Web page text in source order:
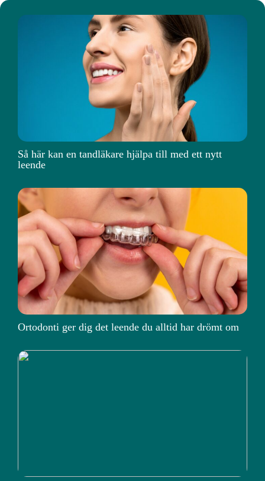
Så här kan en tandläkare hjälpa till med ett nytt
leende
Ortodonti ger dig det leende du alltid har drömt om